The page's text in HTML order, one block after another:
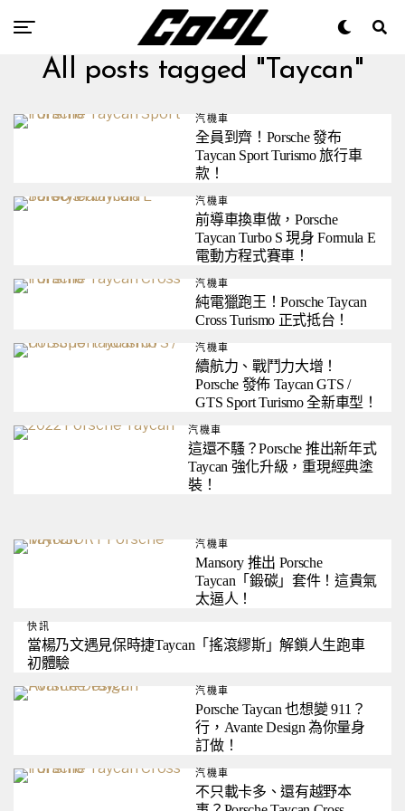
All posts tagged "Taycan"
汽機車
全員到齊！Porsche 發布
Taycan Sport Turismo 旅行車
款！
汽機車
前導車換車做，Porsche
Taycan Turbo S 現身 Formula E
電動方程式賽車！
汽機車
純電獵跑王！Porsche Taycan
Cross Turismo 正式抵台！
汽機車
續航力、戰鬥力大增！
Porsche 發佈 Taycan GTS /
GTS Sport Turismo 全新車型！
汽機車
這還不騷？Porsche 推出新年式
Taycan 強化升級，重現經典塗
裝！
汽機車
Mansory 推出 Porsche
Taycan「鍛碳」套件！這貴氣
太逼人！
快訊
當楊乃文遇見保時捷Taycan「搖滾繆斯」解鎖人生跑車
初體驗
汽機車
Porsche Taycan 也想變 911？
行，Avante Design 為你量身
訂做！
汽機車
不只載卡多、還有越野本